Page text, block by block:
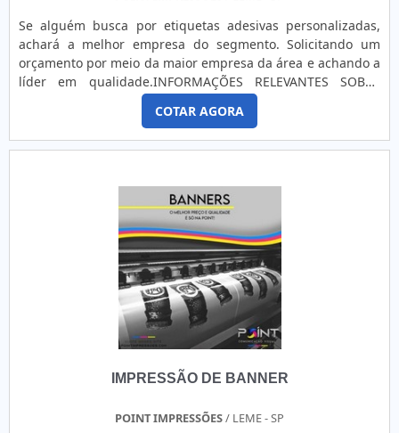
Se alguém busca por etiquetas adesivas personalizadas,
achará a melhor empresa do segmento. Solicitando um
orçamento por meio da maior empresa da área e achando a
líder em qualidade.INFORMAÇÕES RELEVANTES SOBRE
ETIQUETAS ADESIVAS PERSONALIZADASQuem quer achar
etiquetas adesivas tipo personalizadas em uma empresa
responsável, se depara com a Point Impressões. Com
grande know-how focado em banners e papel de parede
cada cliente.Ainda focando em etiquetas adesivas
personalizadas, deve-se descartar empresas que não
tenham produtos e serviços com ótima qualidade e
proteção, detalhes primordiais que são deixados de lado
por muitas empresas que não focam na fidelização do
cliente.Existem muitas formas diferentes de demonstrar
conhecimento e autoridade em sua área de atuação. Os
motivos pelos quais a Point Impressões é referência quando
o assunto for etiquetas adesivas tipo personalizadas:
experiência na área; Trabalhadores de alta qualidade;
atividades; Tecnologia de ponta; Equipamentos de última
COTAR AGORA
IMPRESSÃO DE BANNER
POINT IMPRESSÕES/ LEME - SP